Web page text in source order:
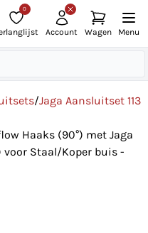
0
Account Wagen Menu
/Jaga Aansluitset 113
Haaks (90°) met Jaga
voor Staal/Koper buis -